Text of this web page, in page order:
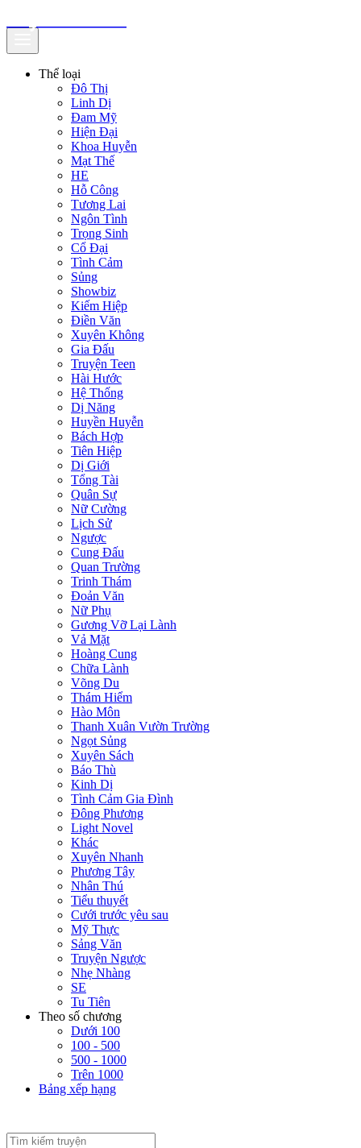
Thể loại
Đô Thị
Linh Dị
Đam Mỹ
Hiện Đại
Khoa Huyễn
Mạt Thế
HE
Hỗ Công
Tương Lai
Ngôn Tình
Trọng Sinh
Cổ Đại
Tình Cảm
Sủng
Showbiz
Kiếm Hiệp
Điền Văn
Xuyên Không
Gia Đấu
Truyện Teen
Hài Hước
Hệ Thống
Dị Năng
Huyền Huyễn
Bách Hợp
Tiên Hiệp
Dị Giới
Tổng Tài
Quân Sự
Nữ Cường
Lịch Sử
Ngược
Cung Đấu
Quan Trường
Trinh Thám
Đoản Văn
Nữ Phụ
Gương Vỡ Lại Lành
Vả Mặt
Hoàng Cung
Chữa Lành
Võng Du
Thám Hiểm
Hào Môn
Thanh Xuân Vườn Trường
Ngọt Sủng
Xuyên Sách
Báo Thù
Kinh Dị
Tình Cảm Gia Đình
Đông Phương
Light Novel
Khác
Xuyên Nhanh
Phương Tây
Nhân Thú
Tiểu thuyết
Cưới trước yêu sau
Mỹ Thực
Sảng Văn
Truyện Ngược
Nhẹ Nhàng
SE
Tu Tiên
Theo số chương
Dưới 100
100 - 500
500 - 1000
Trên 1000
Bảng xếp hạng